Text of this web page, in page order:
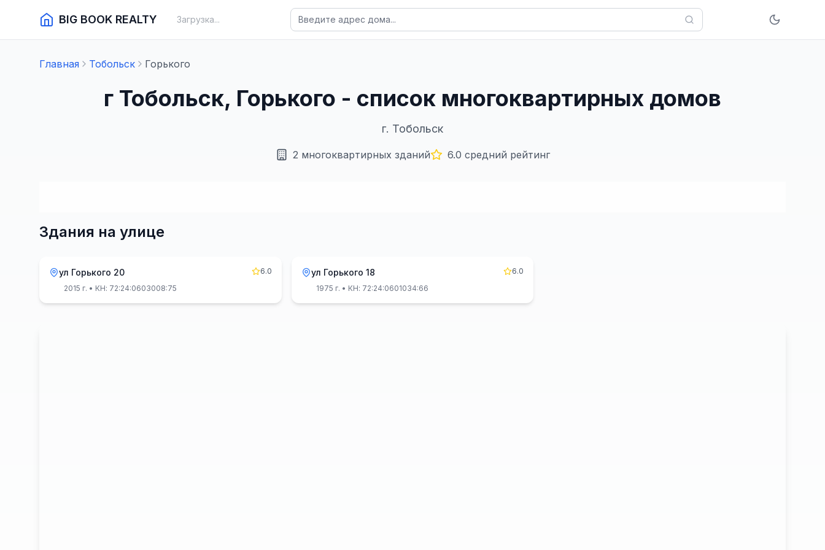
BIG BOOK REALTY Загрузка...
Главная Тобольск Горького
г Тобольск, Горького - список многоквартирных домов
г. Тобольск
2 многоквартирных зданий 6.0 средний рейтинг
Здания на улице
ул Горького 20
6.0
2015 г. • КН: 72:24:0603008:75
ул Горького 18
6.0
1975 г. • КН: 72:24:0601034:66